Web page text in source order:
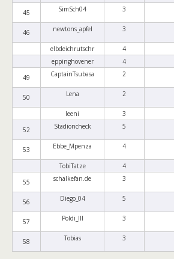
45 SimSch04 3
46 newtons_apfel 3
elbdeichrutschr 4
eppinghovener
4
49
CaptainTsubasa 2
50 Lena 2
leeni 3
52
Stadioncheck 5
53 Ebbe_Mpenza 4
TobiTatze 4
55
schalkefan.de 3
56 Diego_04 5
57 Poldi_III 3
58 Tobias 3